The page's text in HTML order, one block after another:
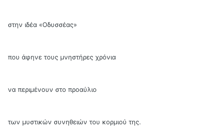
στην ιδέα «Οδυσσέας»
που άφηνε τους μνηστήρες χρόνια
να περιμένουν στο προαύλιο
των μυστικών συνηθειών του κορμιού της.